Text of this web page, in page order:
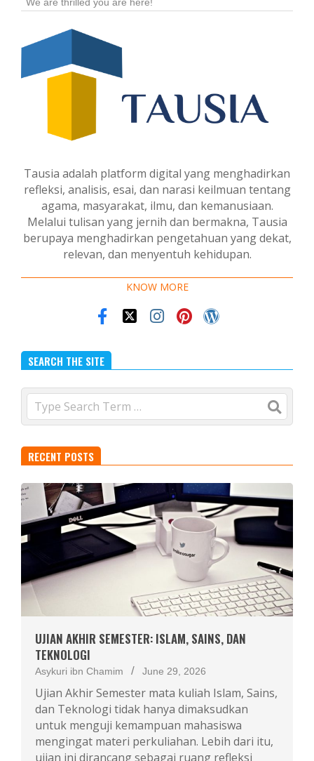
Tausia adalah platform digital yang menghadirkan
refleksi, analisis, esai, dan narasi keilmuan tentang
agama, masyarakat, ilmu, dan kemanusiaan.
Melalui tulisan yang jernih dan bermakna, Tausia
berupaya menghadirkan pengetahuan yang dekat,
relevan, dan menyentuh kehidupan.
KNOW MORE
SEARCH THE SITE
Search
RECENT POSTS
UJIAN AKHIR SEMESTER: ISLAM, SAINS, DAN
TEKNOLOGI
Asykuri ibn Chamim June 29, 2026
Ujian Akhir Semester mata kuliah Islam, Sains,
dan Teknologi tidak hanya dimaksudkan
untuk menguji kemampuan mahasiswa
mengingat materi perkuliahan. Lebih dari itu,
ujian ini dirancang sebagai ruang refleksi